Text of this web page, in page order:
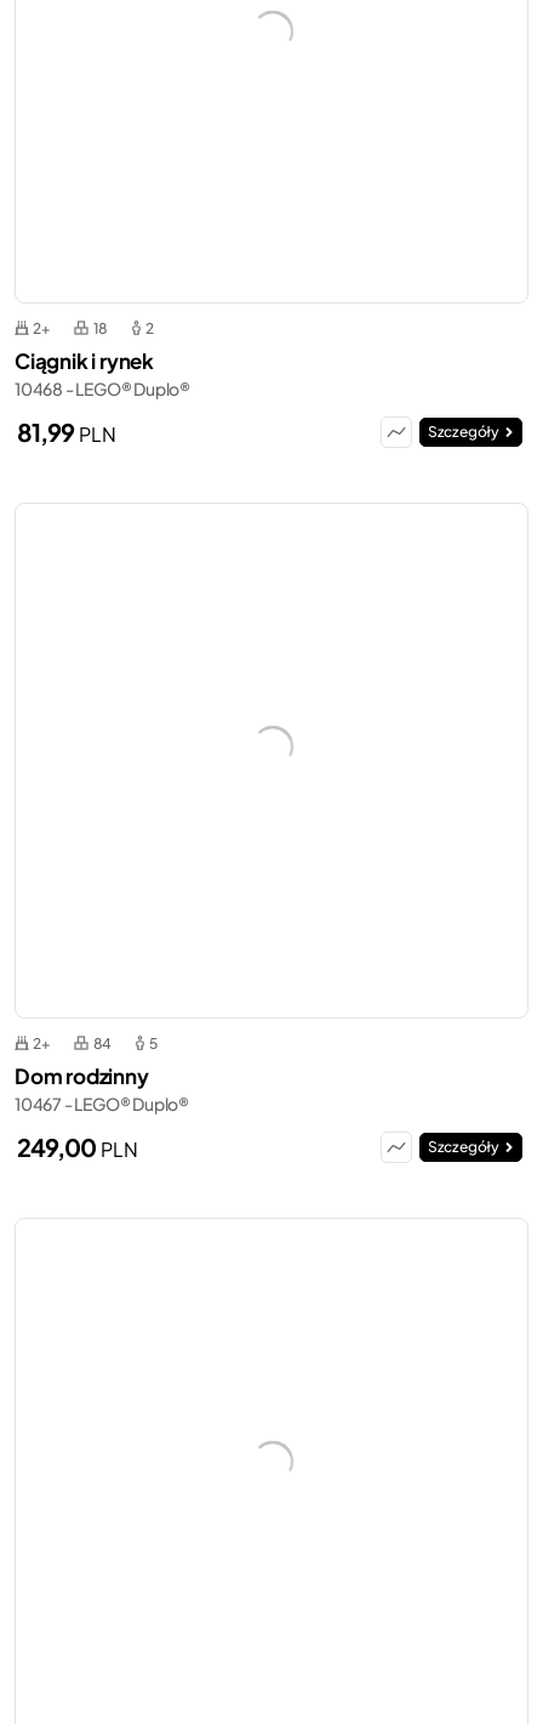
2+ 18 2
Ciągnik i rynek
10468 - LEGO® Duplo®
81,99PLN Szczegóły
2+ 84 5
Dom rodzinny
10467 - LEGO® Duplo®
249,00 PLN Szczegóły